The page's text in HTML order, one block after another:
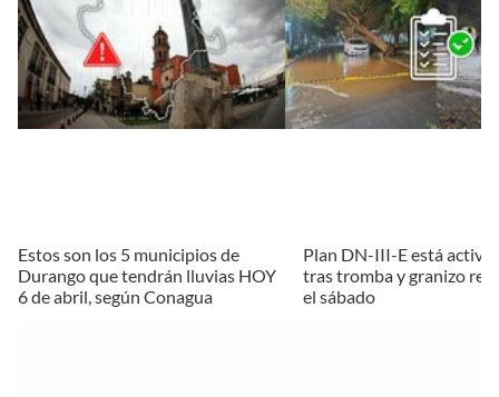
Estos son los 5 municipios de
Durango que tendrán lluvias HOY
6 de abril, según Conagua
Plan DN-III-E está activo
tras tromba y granizo
el sábado